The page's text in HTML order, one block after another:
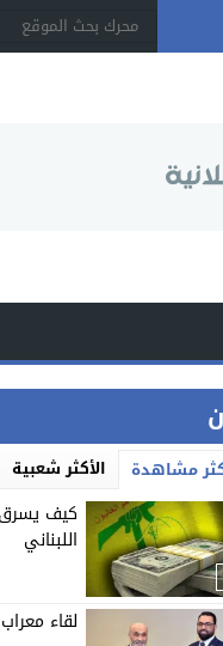
مشاهدة الأكثر شعبية
كيف يسرق
اللبناني
لقاء